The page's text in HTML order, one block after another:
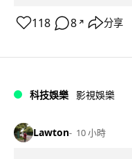
118 8 ↗ 分享
科技娛樂 影視娛樂
Lawton 10 小時